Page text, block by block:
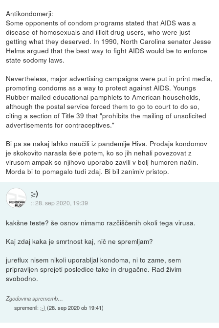
Antikondomerji:
Some opponents of condom programs stated that AIDS was a
disease of homosexuals and illicit drug users, who were just
getting what they deserved. In 1990, North Carolina senator Jesse
Helms argued that the best way to fight AIDS would be to enforce
state sodomy laws.
Nevertheless, major advertising campaigns were put in print media,
promoting condoms as a way to protect against AIDS. Youngs
Rubber mailed educational pamphlets to American households,
although the postal service forced them to go to court to do so,
citing a section of Title 39 that "prohibits the mailing of unsolicited
advertisements for contraceptives."
Bi pa se nakaj lahko naučili iz pandemije Hiva. Prodaja kondomov
je skokovito narasla šele potem, ko so jih nehali povezovat z
virusom ampak so njihovo uporabo zavili v bolj humoren način.
Morda bi to pomagalo tudi zdaj. Bi bil zanimiv pristop.
;-)
::28. sep 2020, 19:39
kakšne teste? še osnov nimamo razčiščenih okoli tega virusa.
Kaj zdaj kaka je smrtnost kaj, nič ne spremljam?
jureflux nisem nikoli uporabljal kondoma, ni to zame, sem
pripravljen sprejeti posledice take in drugačne. Rad živim
svobodno.
Zgodovina sprememb…
spremenil: ;-) (28. sep 2020 ob 19:41)